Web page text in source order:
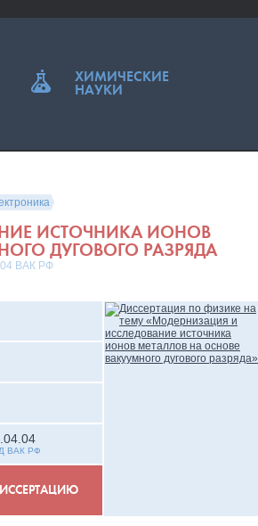
ИСТОЧНИКА ИОНОВ
ДУГОВОГО РАЗРЯДА
ВАК РФ
ВАК РФ
ХИМИЧЕСКИЕ
НАУКИ